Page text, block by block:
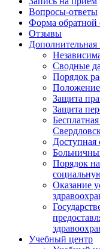
Вопросы-ответы
Форма обратной
Отзывы
Сводные
Порядок
Положение
Защита
Защита
Доступная
Порядок
Оказание
Учебный центр